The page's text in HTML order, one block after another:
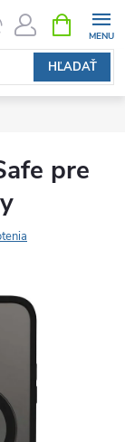
HĽADAŤ
KOŠÍK
pre